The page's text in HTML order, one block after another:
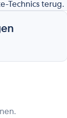
Technics terug.